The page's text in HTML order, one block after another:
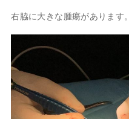
右脇に大きな腫瘍があります。